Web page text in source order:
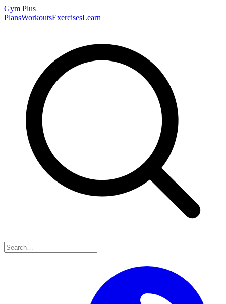
Gym Plus
PlansWorkoutsExercisesLearn